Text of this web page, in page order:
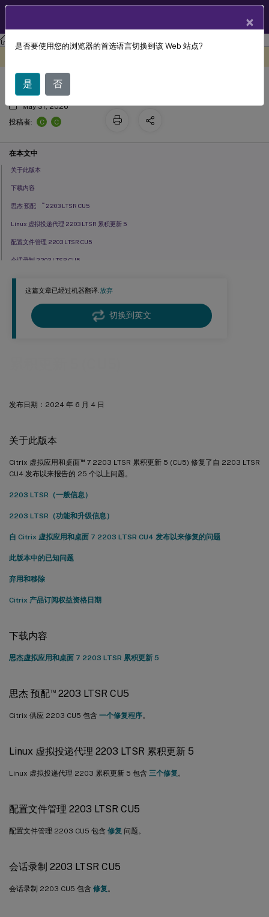
Citrix Virtual Apps and Desktops 7 2203 LTSR
这篇文章已经过机器翻译.放弃
切换到英文
发布日期：2024 年 6 月 4 日
关于此版本
Citrix 虚拟应用和桌面 ™7 2203 LTSR 累积更新 5 (CU5) 修复了自 2203 LTSR
CU4 发布以来报告的 25 个以上问题。
2203 LTSR（一般信息）
2203 LTSR（功能和升级信息）
自 Citrix 虚拟应用和桌面 7 2203 LTSR CU4 发布以来修复的问题
此版本中的已知问题
弃用和移除
Citrix 产品订阅权益资格日期
下载内容
思杰虚拟应用和桌面 7 2203 LTSR 累积更新 5
思杰 预配™2203 LTSR CU5
Citrix 供应 2203 CU5 包含 一个修复程序。
Linux 虚拟投递代理 2203 LTSR 累积更新 5
Linux 虚拟投递代理 2203 累积更新 5 包含 三个修复 。
配置文件管理 2203 LTSR CU5
配置文件管理 2203 CU5 包含 修复 问题。
会话录制 2203 LTSR CU5
会话录制 2203 CU5 包含 修复 。
累积更新 5 (CU5)
May 31, 2026
投稿者:
C C
在本文中
关于此版本
下载内容
思杰 预配 ™ 2203 LTSR CU5
Linux 虚拟投递代理 2203 LTSR 累积更新 5
配置文件管理 2203 LTSR CU5
会话录制 2203 LTSR CU5
思杰店面
新的部署
现有的部署
×
是否要使用您的浏览器的首选语言切换到该 Web 站点?
是 否